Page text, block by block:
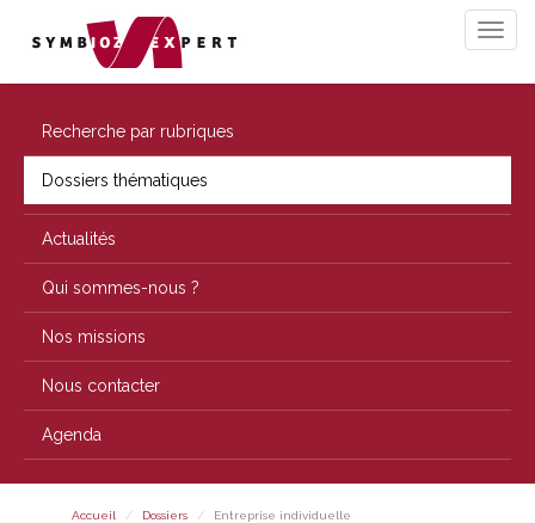
Recherche par rubriques
Dossiers thématiques
Actualités
Qui sommes-nous ?
Nos missions
Nous contacter
Agenda
Accueil Dossiers Entreprise individuelle